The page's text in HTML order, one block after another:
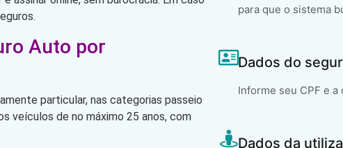
Auto por
particular, nas categorias passeio
veículos de no máximo 25 anos, com
para que o sistema
Dados do
Informe seu CPF e a
Dados da